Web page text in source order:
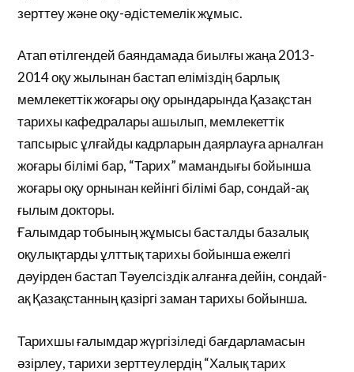
зерттеу және оқу-әдістемелік жұмыс.
Атап өтілгендей баяндамада биылғы жаңа 2013-
2014 оқу жылынан бастап еліміздің барлық
мемлекеттік жоғары оқу орындарында Қазақстан
тарихы кафедралары ашылып, мемлекеттік
тапсырыс ұлғайды кадрларын даярлауға арналған
жоғары білімі бар, “Тарих” мамандығы бойынша
жоғары оқу орнынан кейінгі білімі бар, сондай-ақ
ғылым докторы.
Ғалымдар тобының жұмысы басталды базалық
оқулықтарды ұлттық тарихы бойынша ежелгі
дәуірден бастап Тәуелсіздік алғанға дейін, сондай-
ақ Қазақстанның қазіргі заман тарихы бойынша.
Тарихшы ғалымдар жүргізіледі бағдарламасын
әзірлеу, тарихи зерттеулердің “Халық тарих